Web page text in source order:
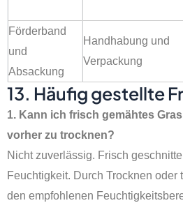
Förderband
und
Absackung
Handhabung und
Verpackung
13. Häufig gestellte
1. Kann ich frisch gemähtes
vorher zu trocknen?
Nicht zuverlässig. Frisch
Feuchtigkeit. Durch Trocknen oder
den empfohlenen